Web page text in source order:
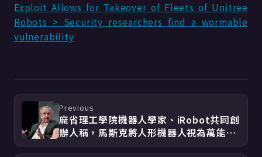
Exploit Allows for Takeover of Fleets of Unitree
Robots > Security researchers find a wormable
vulnerability
Previous
麻省理工學院機器人學家、iRobot共同創
辦人稱，馬斯克將人形機器人視為萬能助
理的願景是「純粹的幻想」